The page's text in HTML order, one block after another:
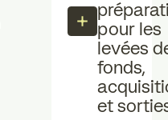
pour les
levées
fonds,
et